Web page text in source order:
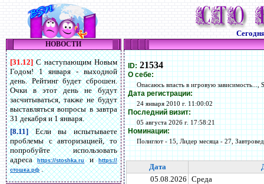
НОВОСТИ
[31.12]С наступающим Новым
Годом! 1 января - выходной
день. Рейтинг будет сброшен.
Очки в этот день не будут
засчитываться, также не будут
выставляться вопросы в завтра
31 декабря и 1 января.
[8.11]Если вы испытываете
проблемы с авторизацией, то
попробуйте использовать
адресаhttps://stoshka.ruиhttps://
стошка.рф.
ID: 21534
О себе:
Опасаюсь впасть в игровую зависимость...,
Дата регистрации:
24 января 2010 г. 11:00:02
Последний визит:
05 августа 2026 г. 17:58:21
Номинации:
Полиглот - 15, Лидер месяца - 27,
Дата
05.08.2026 Среда